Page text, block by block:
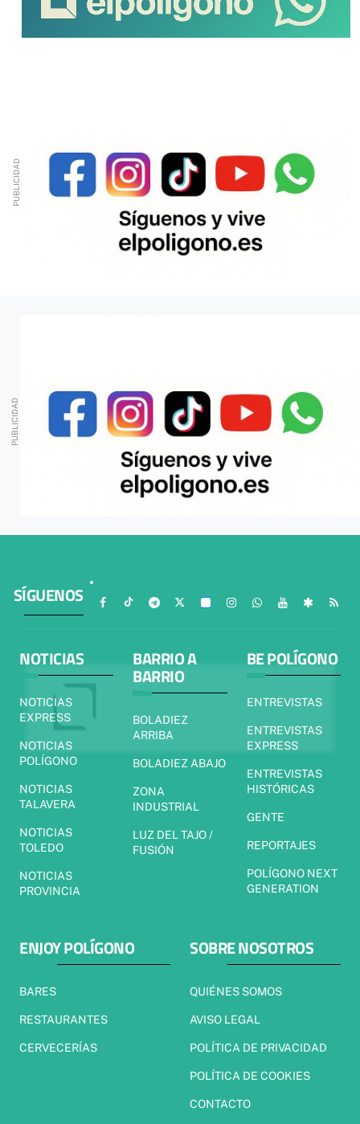
SÍGUENOS
NOTICIAS
NOTICIAS
EXPRESS
NOTICIAS
POLÍGONO
NOTICIAS
TALAVERA
NOTICIAS
TOLEDO
NOTICIAS
PROVINCIA
BARRIO A
BARRIO
BOLADIEZ
ARRIBA
BOLADIEZ ABAJO
ZONA
INDUSTRIAL
LUZ DEL TAJO /
FUSIÓN
BE POLÍGONO
ENTREVISTAS
ENTREVISTAS
EXPRESS
ENTREVISTAS
HISTÓRICAS
GENTE
REPORTAJES
POLÍGONO NEXT
GENERATION
ENJOY POLÍGONO
BARES
RESTAURANTES
CERVECERÍAS
SOBRE NOSOTROS
QUIÉNES SOMOS
AVISO LEGAL
POLÍTICA DE PRIVACIDAD
POLÍTICA DE COOKIES
CONTACTO